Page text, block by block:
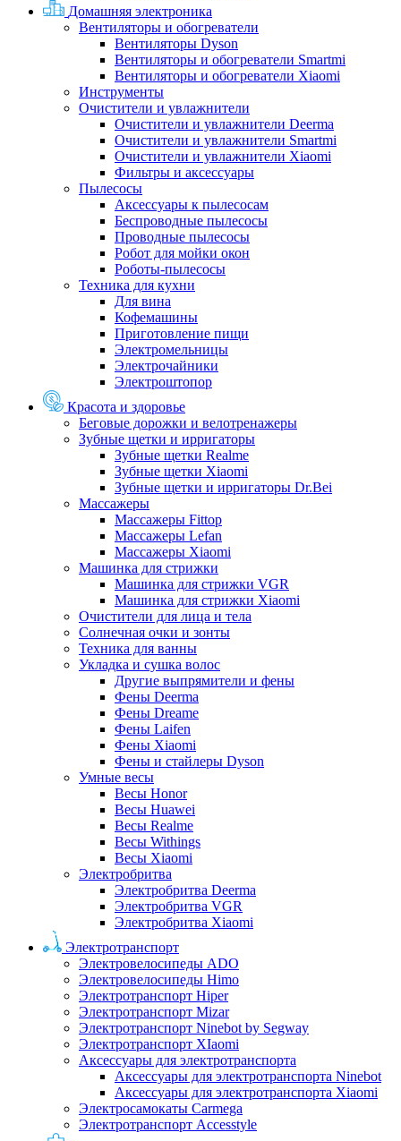
Домашняя электроника
Вентиляторы и обогреватели
Вентиляторы Dyson
Вентиляторы и обогреватели Smartmi
Вентиляторы и обогреватели Xiaomi
Инструменты
Очистители и увлажнители
Очистители и увлажнители Deerma
Очистители и увлажнители Smartmi
Очистители и увлажнители Xiaomi
Фильтры и аксессуары
Пылесосы
Аксессуары к пылесосам
Беспроводные пылесосы
Проводные пылесосы
Робот для мойки окон
Роботы-пылесосы
Техника для кухни
Для вина
Кофемашины
Приготовление пищи
Электромельницы
Электрочайники
Электроштопор
Красота и здоровье
Беговые дорожки и велотренажеры
Зубные щетки и ирригаторы
Зубные щетки Realme
Зубные щетки Xiaomi
Зубные щетки и ирригаторы Dr.Bei
Массажеры
Массажеры Fittop
Массажеры Lefan
Массажеры Xiaomi
Машинка для стрижки
Машинка для стрижки VGR
Машинка для стрижки Xiaomi
Очистители для лица и тела
Солнечная очки и зонты
Техника для ванны
Укладка и сушка волос
Другие выпрямители и фены
Фены Deerma
Фены Dreame
Фены Laifen
Фены Xiaomi
Фены и стайлеры Dyson
Умные весы
Весы Honor
Весы Huawei
Весы Realme
Весы Withings
Весы Xiaomi
Электробритва
Электробритва Deerma
Электробритва VGR
Электробритва Xiaomi
Электротранспорт
Электровелосипеды ADO
Электровелосипеды Himo
Электротранспорт Hiper
Электротранспорт Mizar
Электротранспорт Ninebot by Segway
Электротранспорт XIaomi
Аксессуары для электротранспорта
Аксессуары для электротранспорта Ninebot
Аксессуары для электротранспорта Xiaomi
Электросамокаты Carmega
Электротранспорт Accesstyle